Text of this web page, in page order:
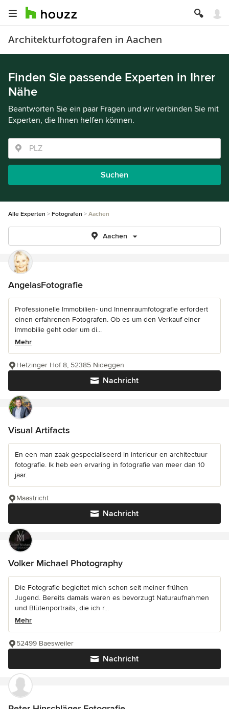
Architekturfotografen in Aachen
Finden Sie passende Experten in Ihrer
Nähe
Beantworten Sie ein paar Fragen und wir verbinden Sie mit
Experten, die Ihnen helfen können.
Suchen
Alle Experten Fotografen Aachen
Aachen
AngelasFotografie
Professionelle Immobilien- und Innenraumfotografie erfordert
einen erfahrenen Fotografen. Ob es um den Verkauf einer
Immobilie geht oder um di...
Mehr
Nachricht
Hetzinger Hof 8, 52385 Nideggen
Visual Artifacts
En een man zaak gespecialiseerd in interieur en architectuur
fotografie. Ik heb een ervaring in fotografie van meer dan 10
jaar.
Nachricht
Maastricht
Volker Michael Photography
Die Fotografie begleitet mich schon seit meiner frühen
Jugend. Bereits damals waren es bevorzugt Naturaufnahmen
und Blütenportraits, die ich r...
Mehr
Nachricht
52499 Baesweiler